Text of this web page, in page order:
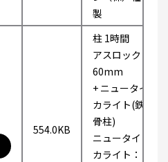
製
554.0KB
柱 1時間
アスロック
60mm
+ ニュータイ
カライト(鉄
骨柱)
ニュータイ
カライト：